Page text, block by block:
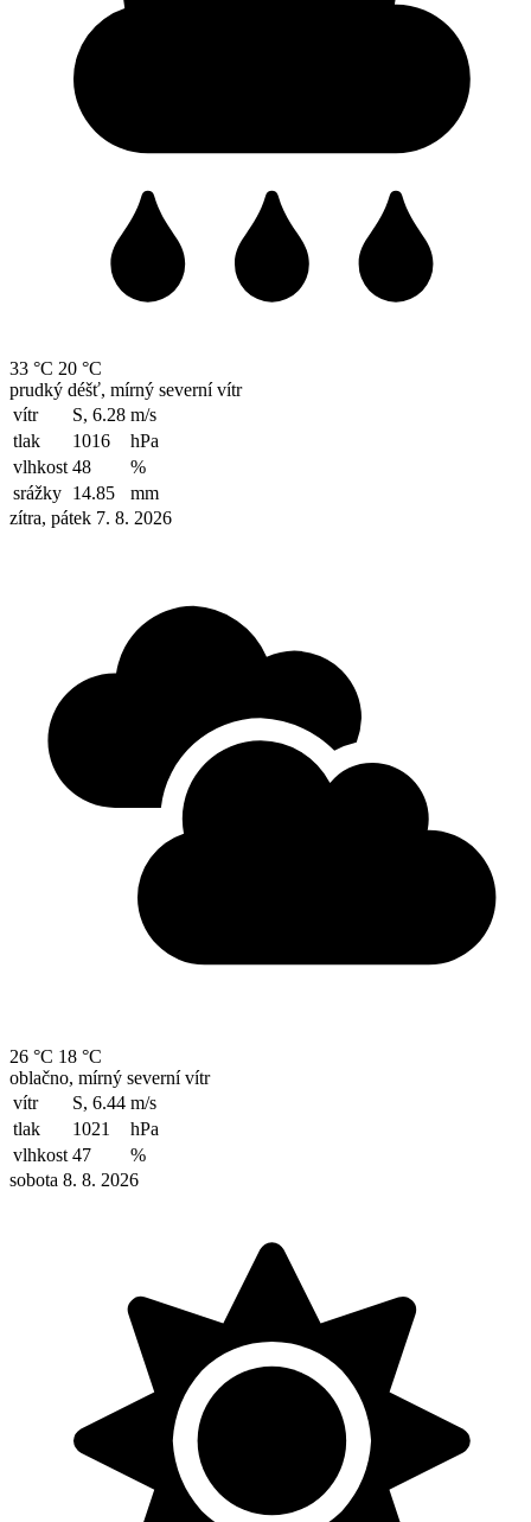
33 °C 20 °C
prudký déšť, mírný severní vítr
vítr
S, 6.28 m/s
tlak
1016
hPa
vlhkost 48
%
srážky 14.85
mm
zítra, pátek 7. 8. 2026
26 °C 18 °C
oblačno, mírný severní vítr
vítr
S, 6.44 m/s
tlak
1021
hPa
vlhkost 47
%
sobota 8. 8. 2026